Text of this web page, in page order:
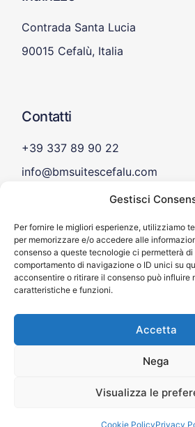
Gestisci
Per fornire le migliori esperienze, utilizziamo
per memorizzare e/o accedere alle
consenso a queste tecnologie ci permetterà
comportamento di navigazione o ID unici su
acconsentire o ritirare il consenso può influire
caratteristiche e funzioni.
Accetta
Nega
Visualizza le
Cookie PolicyPrivacy
Contrada Santa Lucia
90015 Cefalù, Italia
Contatti
+39 337 89 90 22
info@bmsuitescefalu.com
Social
Facebook
Instagram
BM Suites Villa Cefalù © 2025 –
IT082027C2FLBEUJM2 |